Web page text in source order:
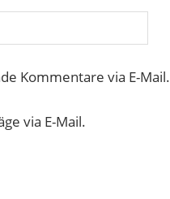
Kommentare via E-Mail.
via E-Mail.